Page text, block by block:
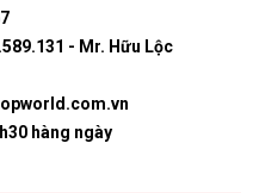
- Mr. Hữu Lộc
hàng ngày